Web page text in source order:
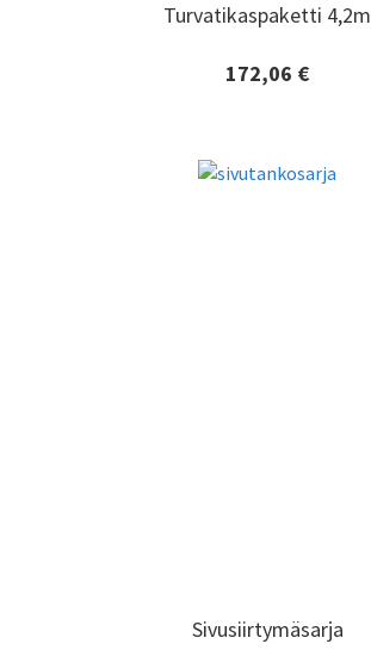
Turvatikaspaketti 4,2m
172,06 €
Turvatikaspaketti 4,2m
Lisätiedot ja tilaaminen
Sivusiirtymäsarja
Sivusiirtymäsarja